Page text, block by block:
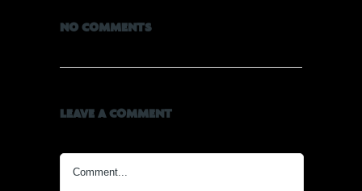
NO COMMENTS
LEAVE A COMMENT